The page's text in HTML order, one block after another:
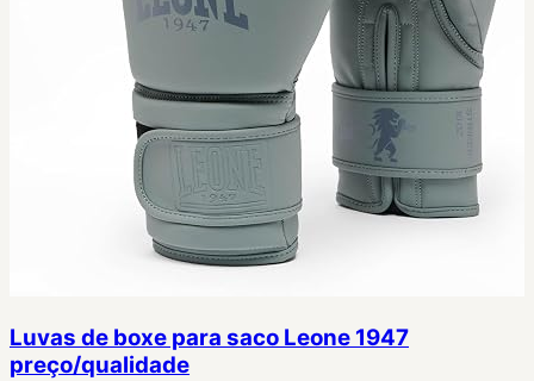
Luvas de boxe para saco Leone 1947
preço/qualidade